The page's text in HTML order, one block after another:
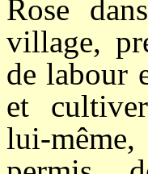
Rose
village,
de labour
et
lui-